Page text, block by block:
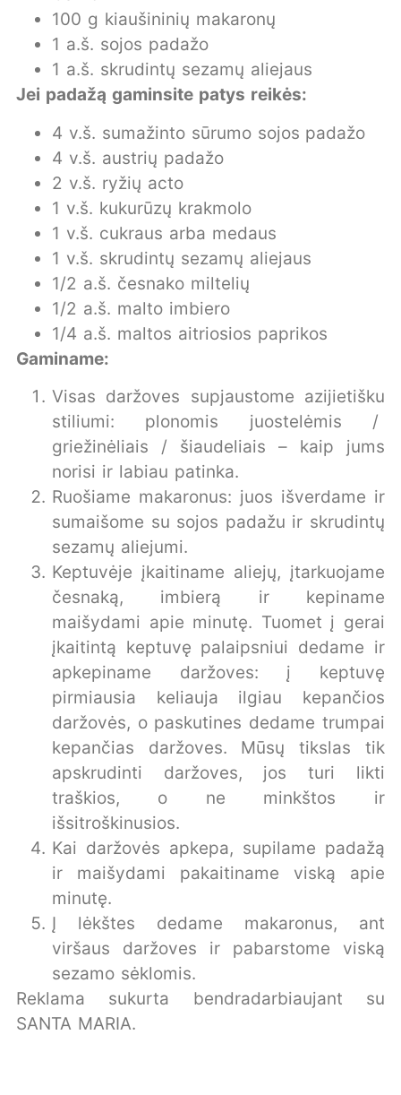
100 g kiaušininių makaronų
1 a.š. sojos padažo
1 a.š. skrudintų sezamų aliejaus
Jei padažą gaminsite patys reikės:
4 v.š. sumažinto sūrumo sojos padažo
4 v.š. austrių padažo
2 v.š. ryžių acto
1 v.š. kukurūzų krakmolo
1 v.š. cukraus arba medaus
1 v.š. skrudintų sezamų aliejaus
1/2 a.š. česnako miltelių
1/2 a.š. malto imbiero
1/4 a.š. maltos aitriosios paprikos
Gaminame:
Visas daržoves supjaustome azijietišku
stiliumi: plonomis juostelėmis /
griežinėliais / šiaudeliais – kaip jums
norisi ir labiau patinka.
Ruošiame makaronus: juos išverdame ir
sumaišome su sojos padažu ir skrudintų
sezamų aliejumi.
Keptuvėje įkaitiname aliejų, įtarkuojame
česnaką, imbierą ir kepiname
maišydami apie minutę. Tuomet į gerai
įkaitintą keptuvę palaipsniui dedame ir
apkepiname daržoves: į keptuvę
pirmiausia keliauja ilgiau kepančios
daržovės, o paskutines dedame trumpai
kepančias daržoves. Mūsų tikslas tik
apskrudinti daržoves, jos turi likti
traškios, o ne minkštos ir
išsitroškinusios.
Kai daržovės apkepa, supilame padažą
ir maišydami pakaitiname viską apie
minutę.
Į lėkštes dedame makaronus, ant
viršaus daržoves ir pabarstome viską
sezamo sėklomis.
Reklama sukurta bendradarbiaujant su
SANTA MARIA.